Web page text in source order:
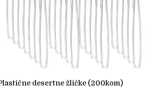
plastične desertne žličke (200kom)